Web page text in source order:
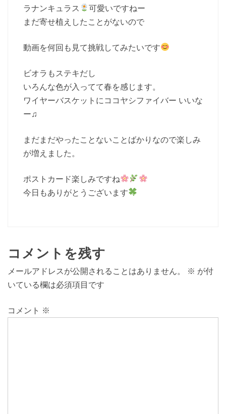
ラナンキュラス
可愛いですねー
まだ寄せ植えしたことがないので
動画を何回も見て挑戦してみたいです
ビオラもステキだし
いろんな色が入ってて春を感じます。
ワイヤーバスケットにココヤシファイバー いいな
ー♫
まだまだやったことないことばかりなので楽しみ
が増えました。
ポストカード楽しみですね
今日もありがとうございます
コメントを残す
メールアドレスが公開されることはありません。 ※ が付
いている欄は必須項目です
コメント ※